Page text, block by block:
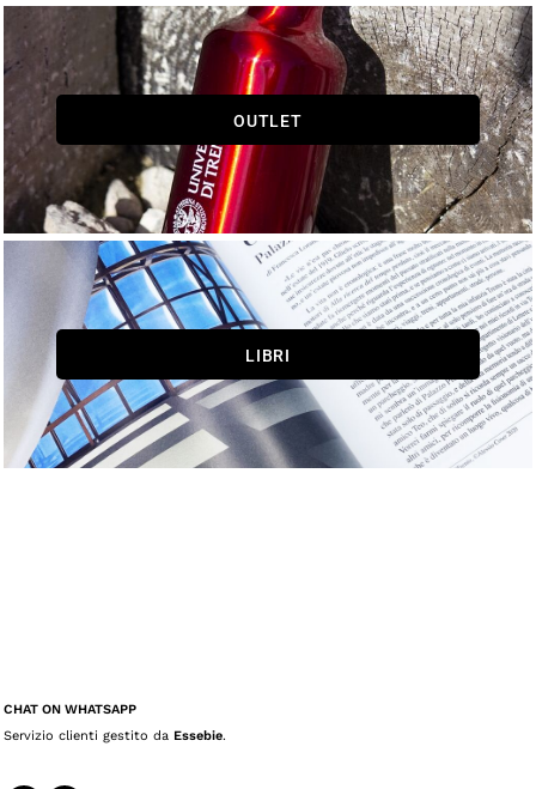
OUTLET
LIBRI
CHAT ON WHATSAPP
Servizio clienti gestito da Essebie.